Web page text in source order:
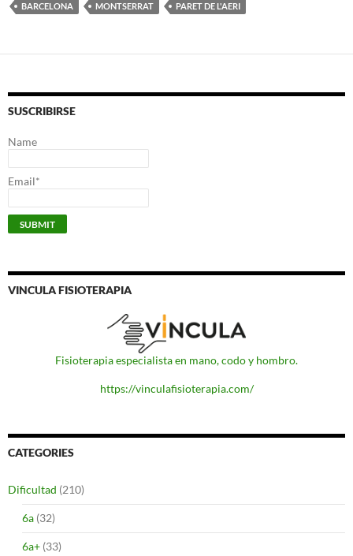
BARCELONA MONTSERRAT PARET DE L'AERI
SUSCRIBIRSE
Name
Email*
VINCULA FISIOTERAPIA
Fisioterapia especialista en mano, codo y hombro.
https://vinculafisioterapia.com/
CATEGORIES
Dificultad (210)
6a (32)
6a+ (33)